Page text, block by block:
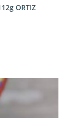
ORTIZ